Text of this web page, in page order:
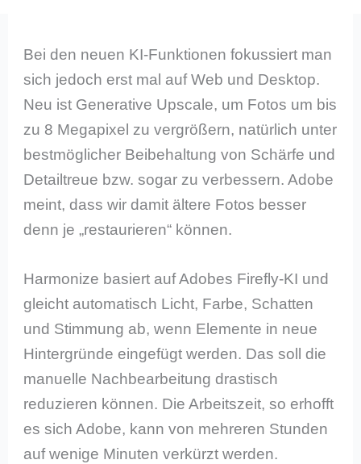
Bei den neuen KI-Funktionen fokussiert man
sich jedoch erst mal auf Web und Desktop.
Neu ist Generative Upscale, um Fotos um bis
zu 8 Megapixel zu vergrößern, natürlich unter
bestmöglicher Beibehaltung von Schärfe und
Detailtreue bzw. sogar zu verbessern. Adobe
meint, dass wir damit ältere Fotos besser
denn je „restaurieren“ können.
Harmonize basiert auf Adobes Firefly-KI und
gleicht automatisch Licht, Farbe, Schatten
und Stimmung ab, wenn Elemente in neue
Hintergründe eingefügt werden. Das soll die
manuelle Nachbearbeitung drastisch
reduzieren können. Die Arbeitszeit, so erhofft
es sich Adobe, kann von mehreren Stunden
auf wenige Minuten verkürzt werden.